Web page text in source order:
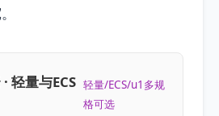
轻量与ECS 轻量/ECS/u1多规
格可选